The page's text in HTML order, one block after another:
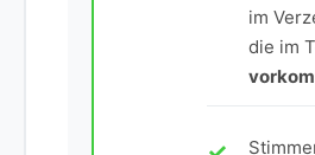
im
die im